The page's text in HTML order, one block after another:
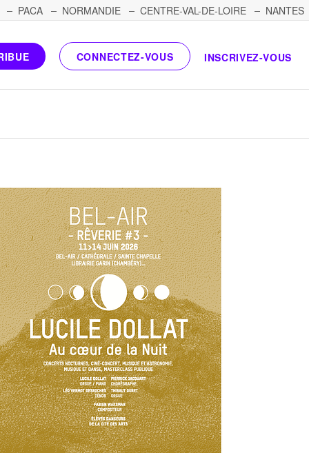
PACA NORMANDIE CENTRE-VAL-DE-LOIRE
NANTES
CONNECTEZ-VOUS INSCRIVEZ-VOUS